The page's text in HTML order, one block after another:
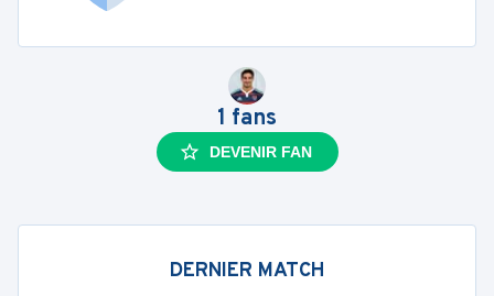
1 fans
DEVENIR FAN
DERNIER MATCH